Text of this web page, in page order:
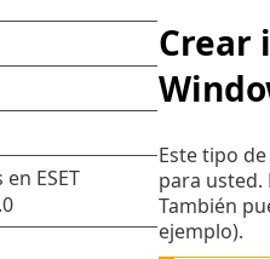
Crear
Este tipo
para
También
ejemplo).